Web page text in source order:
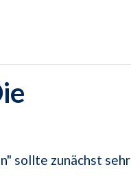
sollte zunächst sehr